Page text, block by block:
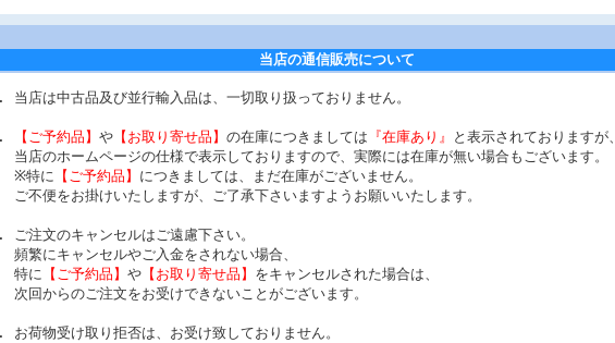
当店の通信販売について
当店は中古品及び並行輸入品は、一切取り扱っておりません。
【ご予約品】 や【お取り寄せ品】 の在庫につきましては 『在庫あり』
と表示されておりますが、
当店のホームページの仕様で表示しておりますので、実際には在庫が無い場合もございます。
※特に 【ご予約品】 につきましては、まだ在庫がございません。
ご不便をお掛けいたしますが、ご了承下さいますようお願いいたします。
ご注文のキャンセルはご遠慮下さい。
頻繁にキャンセルやご入金をされない場合、
特に 【ご予約品】 や【お取り寄せ品】 をキャンセルされた場合は、
次回からのご注文をお受けできないことがございます。
お荷物受け取り拒否は、お受け致しておりません。